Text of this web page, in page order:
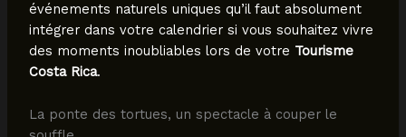
événements naturels uniques qu’il faut absolument
intégrer dans votre calendrier si vous souhaitez vivre
des moments inoubliables lors de votre Tourisme
Costa Rica.
La ponte des tortues, un spectacle à couper le